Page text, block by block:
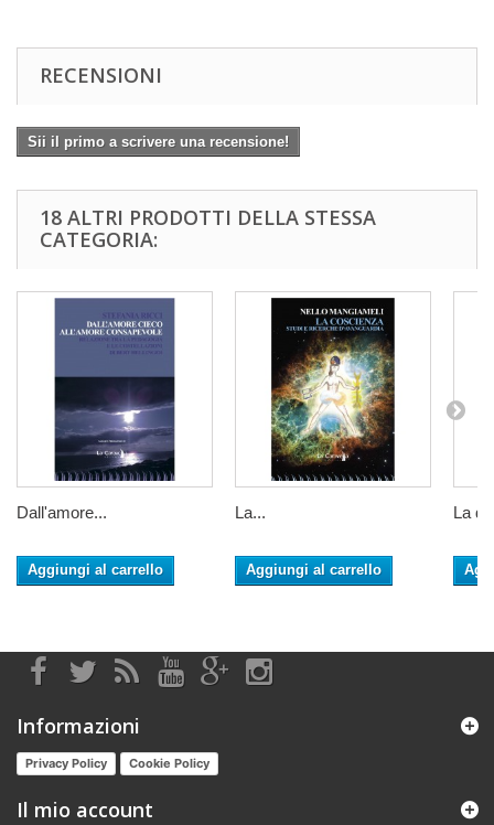
RECENSIONI
Sii il primo a scrivere una recensione!
18 ALTRI PRODOTTI DELLA STESSA
CATEGORIA:
Dall'amore...
Aggiungi al carrello
La...
Aggiungi al carrello
La
Informazioni
Privacy Policy Cookie Policy
Il mio account